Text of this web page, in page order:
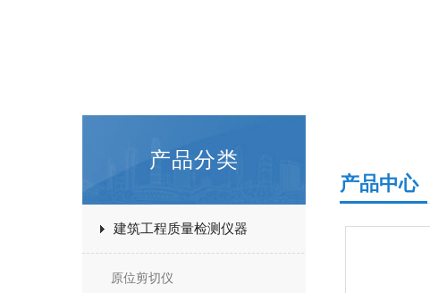
产品分类
建筑工程质量检测仪器
原位剪切仪
产品中心